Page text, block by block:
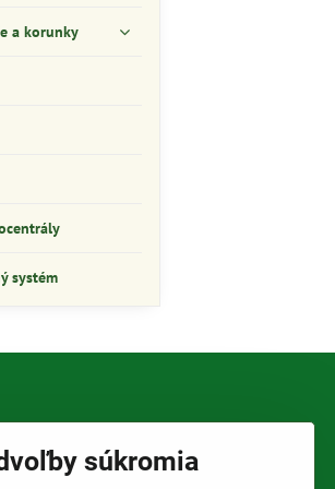
a korunky
systém
adresa
súkromia